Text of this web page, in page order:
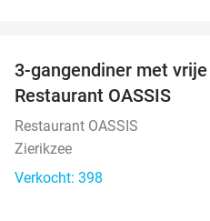
3-gangendiner met
Restaurant OASSIS
Restaurant OASSIS
Zierikzee
Verkocht: 398